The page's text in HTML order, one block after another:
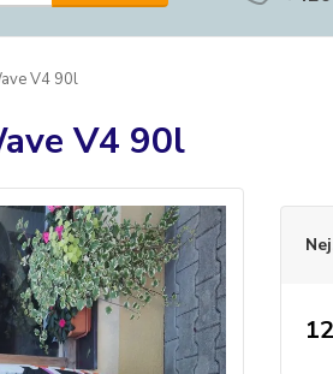
V4 90l
V4 90l